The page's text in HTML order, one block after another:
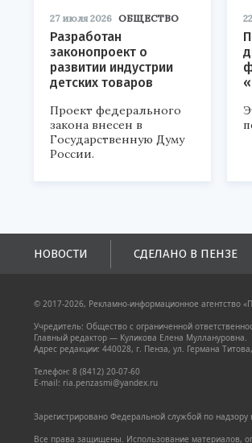
27 июля 2026 ОБЩЕСТВО
Разработан
законопроект о
развитии индустрии
детских товаров
Проект федерального
закона внесен в
Государственную Думу
России.
НОВОСТИ СДЕЛАНО В ПЕНЗЕ
© 2017-2026, Рекламно-информационное агентство
Учредитель: Общество с ограниченной
Главный редактор — Куликова Елена Муллануровна.
Адрес редакции: 440028, г. Пенза, ул. Германа
Телефон: 8 (8412) 20-07-60
E-mail: ria.penzasmi@yandex.ru
Зарегистрировано Федеральной службой по
Все права защищены. Использование материалов,